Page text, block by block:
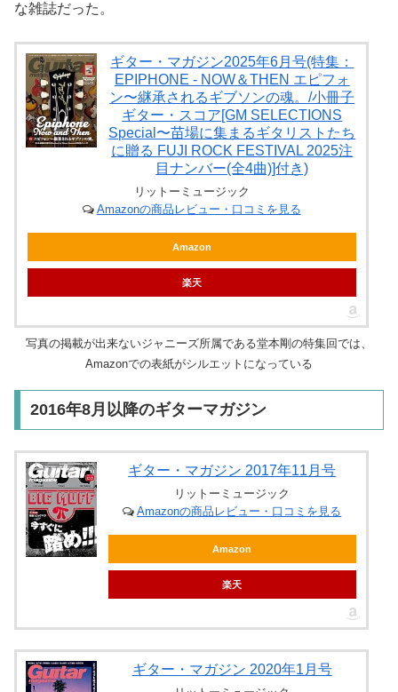
な雑誌だった。
ギター・マガジン2025年6月号(特集：
EPIPHONE - NOW＆THEN エピフォ
ン〜継承されるギブソンの魂。/小冊子
ギター・スコア[GM SELECTIONS
Special〜苗場に集まるギタリストたち
に贈る FUJI ROCK FESTIVAL 2025注
目ナンバー(全4曲)]付き)
リットーミュージック
Amazonの商品レビュー・口コミを見る
Amazon
楽天
写真の掲載が出来ないジャニーズ所属である堂本剛の特集回では、
Amazonでの表紙がシルエットになっている
2016年8月以降のギターマガジン
ギター・マガジン 2017年11月号
リットーミュージック
Amazonの商品レビュー・口コミを見る
Amazon
楽天
ギター・マガジン 2020年1月号